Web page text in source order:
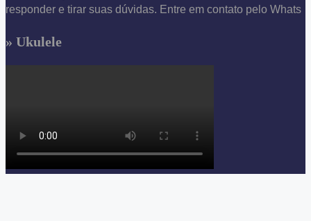
responder e tirar suas dúvidas. Entre em contato pelo Whats
» Ukulele